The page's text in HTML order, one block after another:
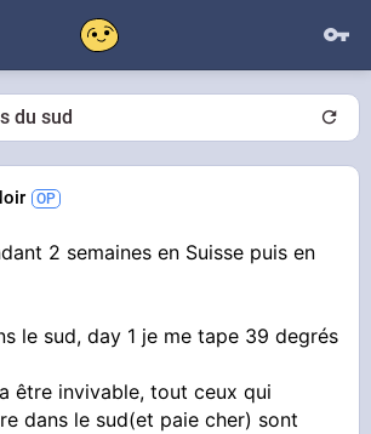
du sud
2 semaines en Suisse puis en
le sud, day 1 je me tape 39 degrés
être invivable, tout ceux qui
dans le sud(et paie cher) sont